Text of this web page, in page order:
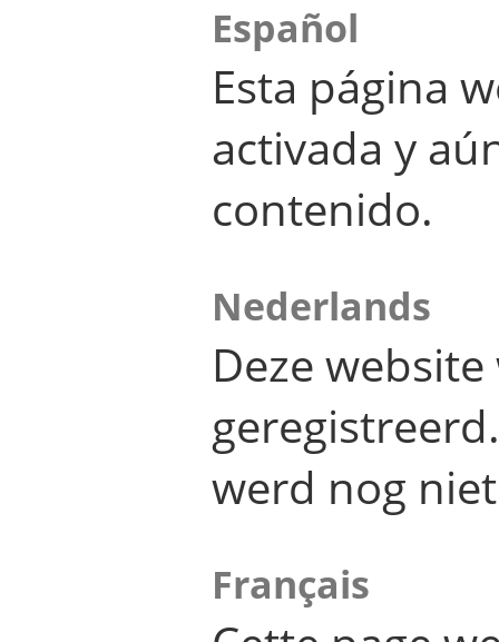
Español
Esta página
activada y
contenido.
Nederlands
Deze
werd nog
Français